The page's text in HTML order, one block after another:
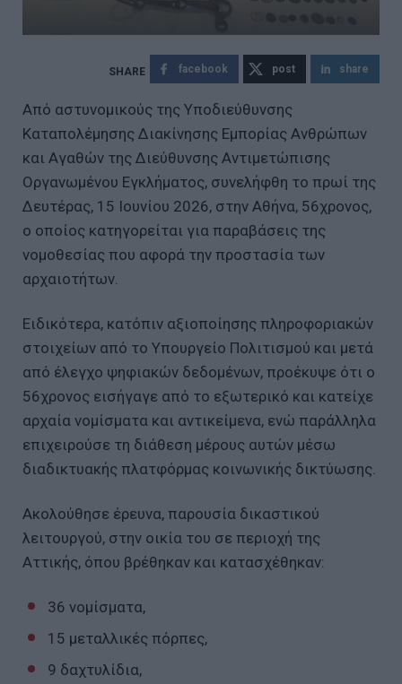
facebook post share
Από αστυνομικούς της Υποδιεύθυνσης
Καταπολέμησης Διακίνησης Εμπορίας Ανθρώπων
και Αγαθών της Διεύθυνσης Αντιμετώπισης
Οργανωμένου Εγκλήματος, συνελήφθη το πρωί της
Δευτέρας, 15 Ιουνίου 2026, στην Αθήνα, 56χρονος,
ο οποίος κατηγορείται για παραβάσεις της
νομοθεσίας που αφορά την προστασία των
αρχαιοτήτων.
Ειδικότερα, κατόπιν αξιοποίησης πληροφοριακών
στοιχείων από το Υπουργείο Πολιτισμού και μετά
από έλεγχο ψηφιακών δεδομένων, προέκυψε ότι ο
56χρονος εισήγαγε από το εξωτερικό και κατείχε
αρχαία νομίσματα και αντικείμενα, ενώ παράλληλα
επιχειρούσε τη διάθεση μέρους αυτών μέσω
διαδικτυακής πλατφόρμας κοινωνικής δικτύωσης.
Ακολούθησε έρευνα, παρουσία δικαστικού
λειτουργού, στην οικία του σε περιοχή της
Αττικής, όπου βρέθηκαν και κατασχέθηκαν:
36 νομίσματα,
15 μεταλλικές πόρπες,
9 δαχτυλίδια,